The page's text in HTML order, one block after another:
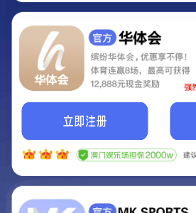
Hey
我们即将上
我们的网站正在
它将是非常棒的